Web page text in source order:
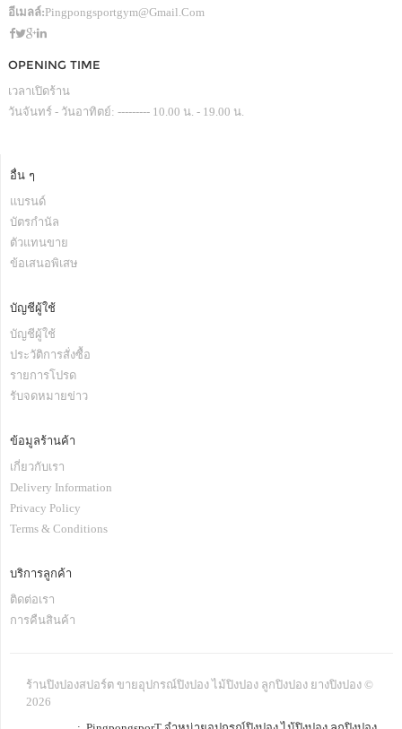
อีเมลล์:Pingpongsportgym@gmail.com
OPENING TIME
เวลาเปิดร้าน
วันจันทร์ - วันอาทิตย์: --------- 10.00 น. - 19.00 น.
อื่น ๆ
แบรนด์
บัตรกำนัล
ตัวแทนขาย
ข้อเสนอพิเสษ
บัญชีผู้ใช้
บัญชีผู้ใช้
ประวัติการสั่งซื้อ
รายการโปรด
รับจดหมายข่าว
ข้อมูลร้านค้า
เกี่ยวกับเรา
Delivery Information
Privacy Policy
Terms & Conditions
บริการลูกค้า
ติดต่อเรา
การคืนสินค้า
ร้านปิงปองสปอร์ต ขายอุปกรณ์ปิงปอง ไม้ปิงปอง ลูกปิงปอง ยางปิงปอง ©
2026